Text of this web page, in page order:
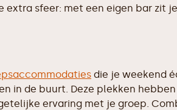
sfeer: met een eigen bar zit
die je weekend
in de buurt. Deze plekken
ervaring met je groep.